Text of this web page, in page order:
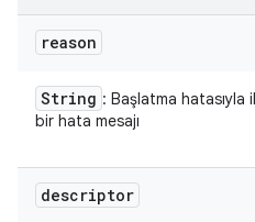
reason
String : Başlatma hatasıyla
bir hata mesajı
descriptor